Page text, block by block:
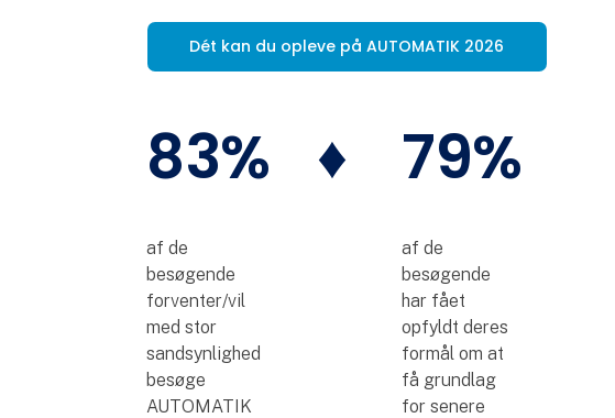
Dét kan du opleve på AUTOMATIK 2026
83%
af de
besøgende
forventer/vil
med stor
sandsynlighed
besøge
AUTOMATIK
♦ 79%
af de
besøgende
har fået
opfyldt deres
formål om at
få grundlag
for senere